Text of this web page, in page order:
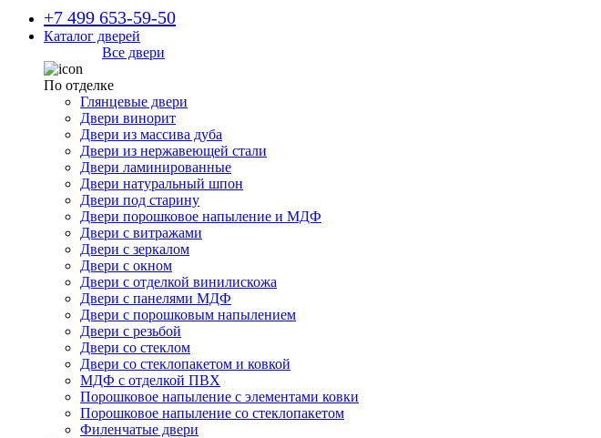
+7 499 653-59-50
Каталог дверей
Все двери
По отделке
Глянцевые двери
Двери винорит
Двери из массива дуба
Двери из нержавеющей стали
Двери ламинированные
Двери натуральный шпон
Двери под старину
Двери порошковое напыление и МДФ
Двери с витражами
Двери с зеркалом
Двери с окном
Двери с отделкой винилискожа
Двери с панелями МДФ
Двери с порошковым напылением
Двери с резьбой
Двери со стеклом
Двери со стеклопакетом и ковкой
МДФ с отделкой ПВХ
Порошковое напыление с элементами ковки
Порошковое напыление со стеклопакетом
Филенчатые двери